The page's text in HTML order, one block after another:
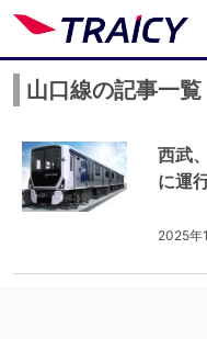
山口線の記事一覧
西武
に運
2025年